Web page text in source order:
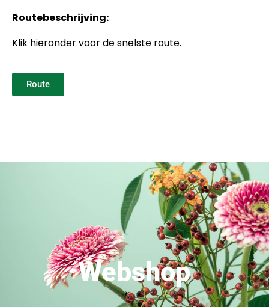
Routebeschrijving:
Klik hieronder voor de snelste route.
Route
Webshop